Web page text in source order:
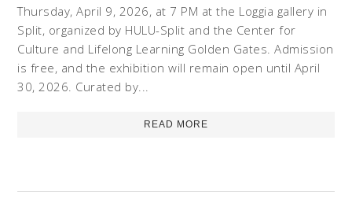
Thursday, April 9, 2026, at 7 PM at the Loggia gallery in
Split, organized by HULU-Split and the Center for
Culture and Lifelong Learning Golden Gates. Admission
is free, and the exhibition will remain open until April
30, 2026. Curated by...
READ MORE